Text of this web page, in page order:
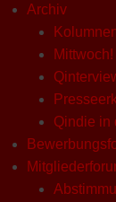
Archiv
Mittwoch!
Qindie in